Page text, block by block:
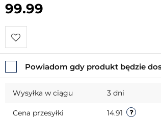
99.99
Do
przechowalni
Powiadom gdy produkt będzie
Wysyłka w ciągu 3 dni
Cena przesyłki 14.91